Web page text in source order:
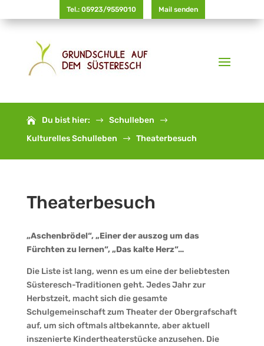
Tel.: 05923/9559010 Mail senden
Du bist hier: $ Schulleben $
Kulturelles Schulleben $ Theaterbesuch
Theaterbesuch
„Aschenbrödel“, „Einer der auszog um das
Fürchten zu lernen“, „Das kalte Herz“…
Die Liste ist lang, wenn es um eine der beliebtesten
Süsteresch-Traditionen geht. Jedes Jahr zur
Herbstzeit, macht sich die gesamte
Schulgemeinschaft zum Theater der Obergrafschaft
auf, um sich oftmals altbekannte, aber aktuell
inszenierte Kindertheaterstücke anzusehen. Die